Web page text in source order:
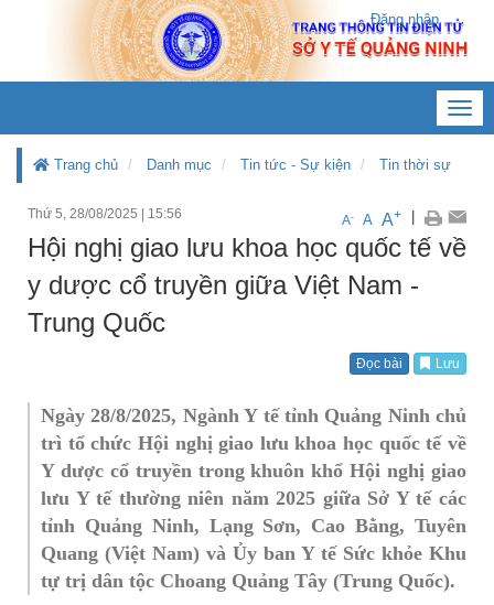
Đăng nhập
Trang chủ Danh mục Tin tức - Sự kiện Tin thời sự
Thứ 5, 28/08/2025 15:56 A- A A+
Hội nghị giao lưu khoa học quốc tế về
y dược cổ truyền giữa Việt Nam -
Trung Quốc
Đọc bài Lưu
Ngày 28/8/2025, Ngành Y tế tỉnh Quảng Ninh chủ
trì tổ chức Hội nghị giao lưu khoa học quốc tế về
Y dược cổ truyền trong khuôn khổ Hội nghị giao
lưu Y tế thường niên năm 2025 giữa Sở Y tế các
tỉnh Quảng Ninh, Lạng Sơn, Cao Bằng, Tuyên
Quang (Việt Nam) và Ủy ban Y tế Sức khỏe Khu
tự trị dân tộc Choang Quảng Tây (Trung Quốc).